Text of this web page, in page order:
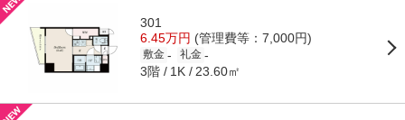
301
6.45万円 (管理費等：7,000円)
敷金 - 礼金 -
3階 1K 23.60㎡